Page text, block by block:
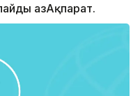
ҚазАқпарат.